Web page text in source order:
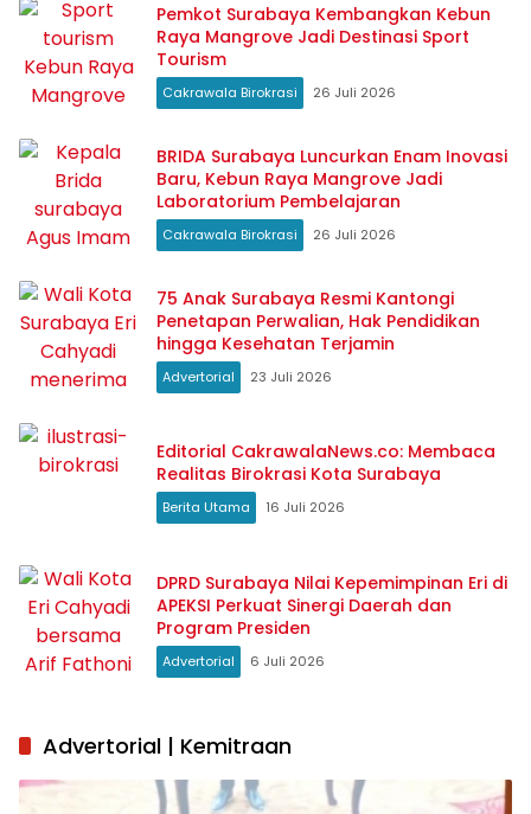
Pemkot Surabaya Kembangkan Kebun
Raya Mangrove Jadi Destinasi Sport
Tourism
Cakrawala Birokrasi 26 Juli 2026
BRIDA Surabaya Luncurkan Enam Inovasi
Baru, Kebun Raya Mangrove Jadi
Laboratorium Pembelajaran
Cakrawala Birokrasi 26 Juli 2026
75 Anak Surabaya Resmi Kantongi
Penetapan Perwalian, Hak Pendidikan
hingga Kesehatan Terjamin
Advertorial 23 Juli 2026
Editorial CakrawalaNews.co: Membaca
Realitas Birokrasi Kota Surabaya
Berita Utama 16 Juli 2026
DPRD Surabaya Nilai Kepemimpinan Eri di
APEKSI Perkuat Sinergi Daerah dan
Program Presiden
Advertorial 6 Juli 2026
Advertorial | Kemitraan